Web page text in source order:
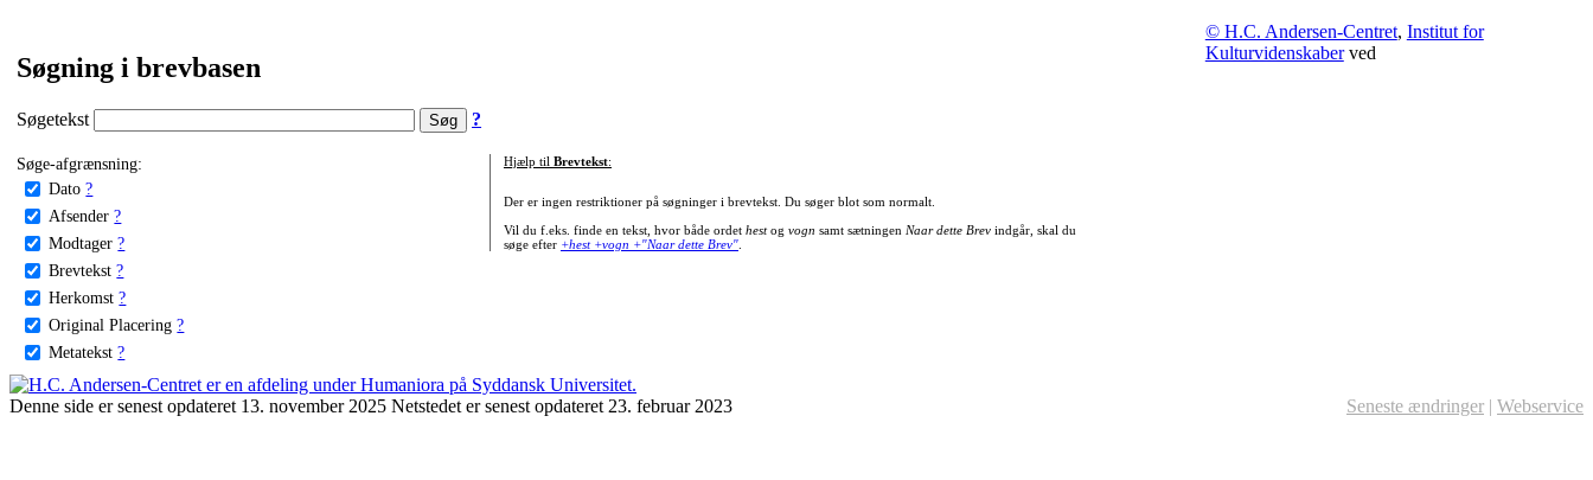
Søgning i brevbasen
Søgetekst ?
Søge-afgrænsning:
Dato ?
Afsender ?
Modtager ?
Brevtekst ?
Herkomst ?
Original Placering ?
Metatekst ?
Hjælp til Brevtekst:
Der er ingen restriktioner på søgninger i brevtekst. Du søger blot som normalt.
Vil du f.eks. finde en tekst, hvor både ordet hestog vogn samt sætningen Naar dette Brevindgår, skal du
søge efter +hest +vogn +"Naar dette Brev".
© H.C. Andersen-Centret, Institut for
Kulturvidenskaberved
Denne side er senest opdateret 13. november 2025 Netstedet er senest opdateret 23. februar 2023 Seneste ændringer | Webservice